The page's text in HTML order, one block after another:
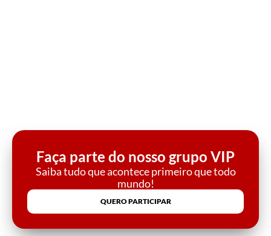
Faça parte do nosso grupo VIP
Saiba tudo que acontece primeiro que todo
mundo!
QUERO PARTICIPAR